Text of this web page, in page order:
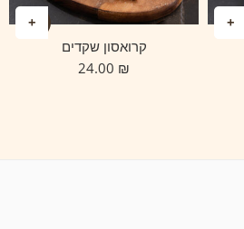
קרואסון שקדים
₪